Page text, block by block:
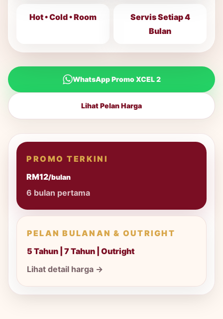
Hot • Cold • Room
Servis Setiap 4
Bulan
WhatsApp Promo XCEL 2
Lihat Pelan Harga
PROMO TERKINI
RM12/bulan
6 bulan pertama
PELAN BULANAN & OUTRIGHT
5 Tahun | 7 Tahun | Outright
Lihat detail harga →